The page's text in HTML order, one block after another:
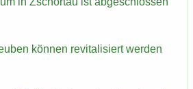
kön­nen re­vi­ta­li­siert wer­den